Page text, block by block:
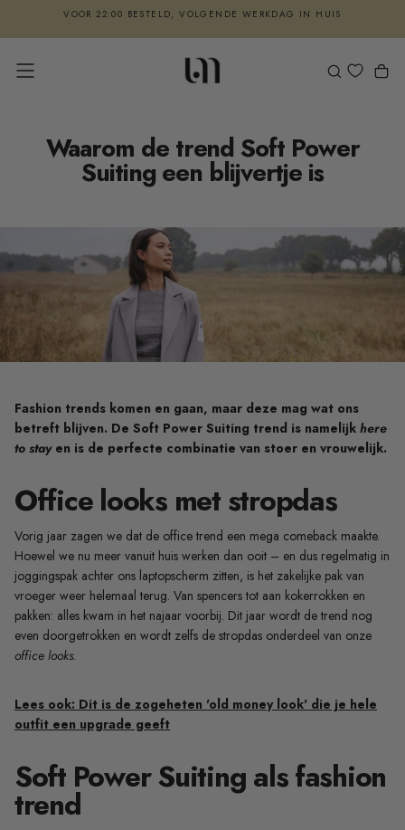
INHOUD
VOOR 22:00 BESTELD, VOLGENDE WERKDAG IN HUIS
RETOUR BINNEN 14 DAGEN
Waarom de trend Soft Power
Suiting een blijvertje is
Fashion trends komen en gaan, maar deze mag wat ons
betreft blijven. De Soft Power Suiting trend is namelijk here
to stayen is de perfecte combinatie van stoer en vrouwelijk.
Office looks met stropdas
Vorig jaar zagen we dat de office trend een mega comeback maakte.
Hoewel we nu meer vanuit huis werken dan ooit – en dus regelmatig in
joggingspak achter ons laptopscherm zitten, is het zakelijke pak van
vroeger weer helemaal terug. Van spencers tot aan kokerrokken en
pakken: alles kwam in het najaar voorbij. Dit jaar wordt de trend nog
even doorgetrokken en wordt zelfs de stropdas onderdeel van onze
office looks.
Lees ook: Dit is de zogeheten 'old money look' die je hele
outfit een upgrade geeft
Soft Power Suiting als fashion
trend